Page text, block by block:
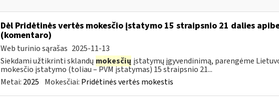
Dėl Pridėtinės vertės mokesčio įstatymo 15 straipsnio 21 dalies
(komentaro)
Web turinio sąrašas 2025-11-13
Siekdami užtikrinti sklandų mokesčių įstatymų įgyvendinimą, parengėme
mokesčio įstatymo (toliau – PVM įstatymas) 15 straipsnio 21...
Metai: 2025 Mokesčiai: Pridėtinės vertės mokestis